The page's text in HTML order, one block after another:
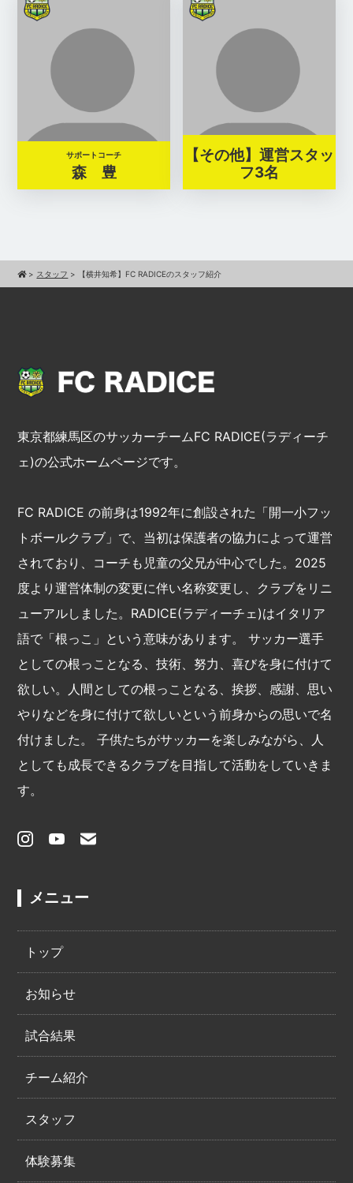
サポートコーチ
森 豊
【その他】運営スタッ
フ3名
> スタッフ > 【横井知希】FC RADICEのスタッフ紹介
東京都練馬区のサッカーチームFC RADICE(ラディーチ
ェ)の公式ホームページです。
FC RADICE の前身は1992年に創設された「開一小フッ
トボールクラブ」で、当初は保護者の協力によって運営
されており、コーチも児童の父兄が中心でした。2025
度より運営体制の変更に伴い名称変更し、クラブをリニ
ューアルしました。RADICE(ラディーチェ)はイタリア
語で「根っこ」という意味があります。 サッカー選手
としての根っことなる、技術、努力、喜びを身に付けて
欲しい。人間としての根っことなる、挨拶、感謝、思い
やりなどを身に付けて欲しいという前身からの思いで名
付けました。 子供たちがサッカーを楽しみながら、人
としても成⾧できるクラブを目指して活動をしていきま
す。
メニュー
トップ
お知らせ
試合結果
チーム紹介
スタッフ
体験募集